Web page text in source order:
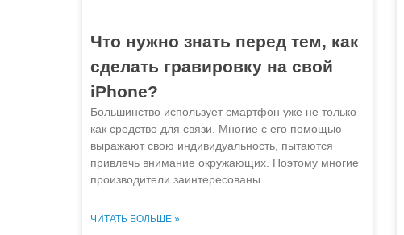
Что нужно знать перед тем, как
сделать гравировку на свой
iPhone?
Большинство использует смартфон уже не только
как средство для связи. Многие с его помощью
выражают свою индивидуальность, пытаются
привлечь внимание окружающих. Поэтому многие
производители заинтересованы
ЧИТАТЬ БОЛЬШЕ »